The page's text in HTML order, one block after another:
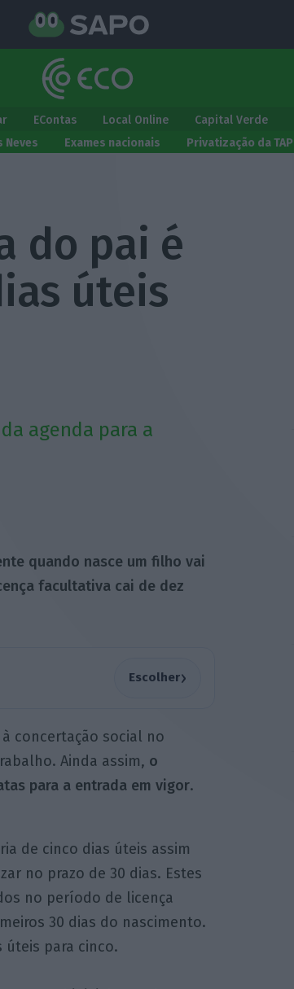
EContas Local Online Capital Verde
Neves Exames nacionais Privatização da TAP
do pai é
úteis
agenda para a
quando nasce um filho vai
facultativa cai de dez
Escolher›
concertação social no
Ainda assim, o
para a entrada em vigor.
de cinco dias úteis assim
no prazo de 30 dias. Estes
no período de licença
30 dias do nascimento.
úteis para cinco.